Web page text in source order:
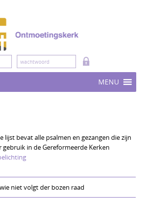
MENU
lijst bevat alle psalmen en gezangen die zijn
gebruik in de Gereformeerde Kerken
niet volgt der bozen raad